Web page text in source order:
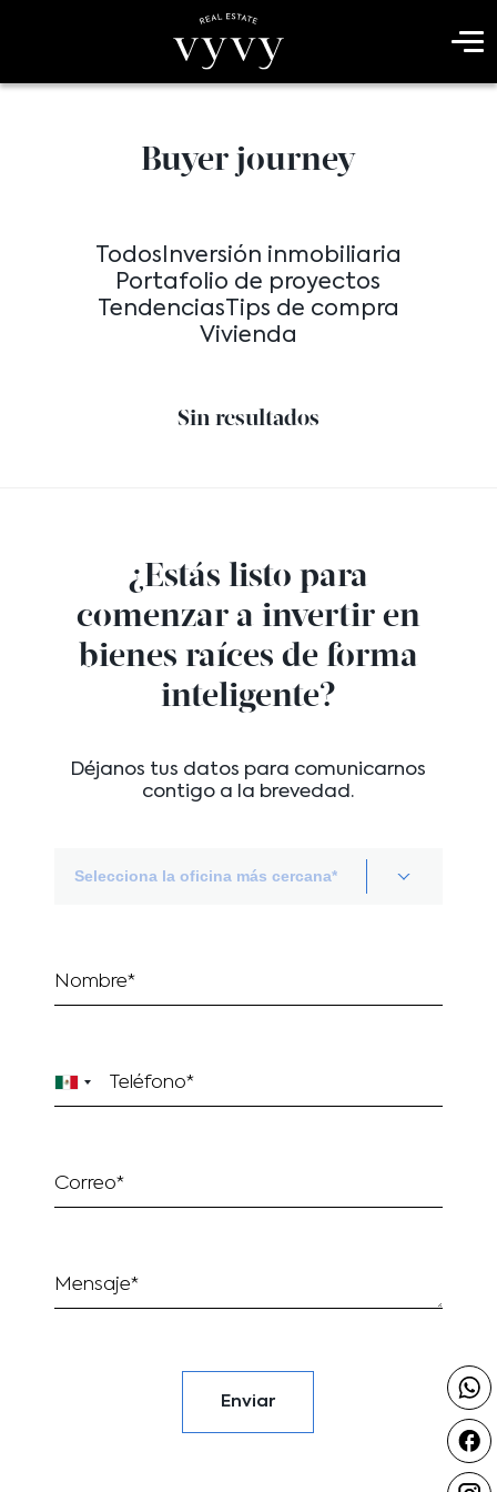
Buyer journey
TodosInversión inmobiliaria
Portafolio de proyectos
Tendencias Tips de compra
Vivienda
- Sin resultados -
¿Estás listo para
comenzar a invertiren
bienes raíces de forma
inteligente?
Déjanos tus datos para comunicarnos
contigo a la brevedad.
Selecciona la oficina más cercana*